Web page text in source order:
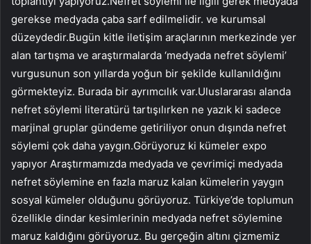
gerekse medyada çaba sarf edilmelidir. ve kurumsal
düzeydedir.Bugün kitle iletişim araçlarının merkezinde yer
alan tartışma ve araştırmalarda ‘medyada nefret söylemi’
vurgusunun son yıllarda yoğun bir şekilde kullanıldığını
görmekteyiz. Burada bir ayrımcılık var.Uluslararası alanda
nefret söylemi literatürü tartışılırken ne yazık ki sadece
marjinal gruplar gündeme getiriliyor onun dışında nefret
söylemi çok daha yaygın.Görüyoruz ki kümeler expo
yapıyor Araştırmamızda medyada ve çevrimiçi medyada
nefret söylemine en fazla maruz kalan kümelerin yaygın
sosyal kümeler olduğunu görüyoruz. Türkiye’de toplumun
özellikle dindar kesimlerinin medyada nefret söylemine
maruz kaldığını görüyoruz. Bu gerçeğin altını çizmemiz